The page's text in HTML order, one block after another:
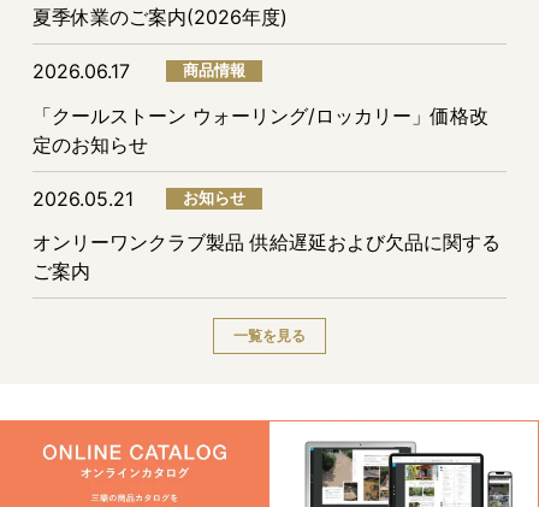
夏季休業のご案内(2026年度)
2026.06.17 商品情報
「クールストーン ウォーリング/ロッカリー」価格改
定のお知らせ
2026.05.21 お知らせ
オンリーワンクラブ製品 供給遅延および欠品に関する
ご案内
一覧を見る